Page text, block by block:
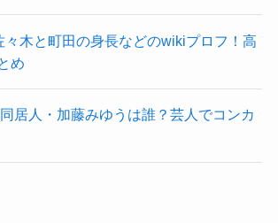
々木と町田の身長などのwikiプロフ！高
め
居人・加藤みゆうは誰？芸人でコンカ